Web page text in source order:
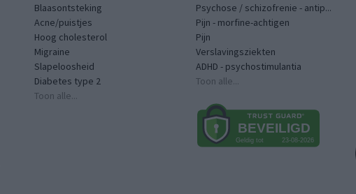
Blaasontsteking
Acne/puistjes
Hoog cholesterol
Migraine
Slapeloosheid
Diabetes type 2
Toon alle...
Psychose / schizofrenie - antip...
Pijn - morfine-achtigen
Pijn
Verslavingsziekten
ADHD - psychostimulantia
Toon alle...